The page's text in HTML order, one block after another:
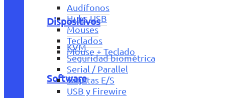
Audífonos
Hubs USB
Mouses
Teclados
Mouse + Teclado
Software
Dispositivos
KVM
Seguridad biométrica
Serial / Parallel
Tarjetas E/S
USB y Firewire